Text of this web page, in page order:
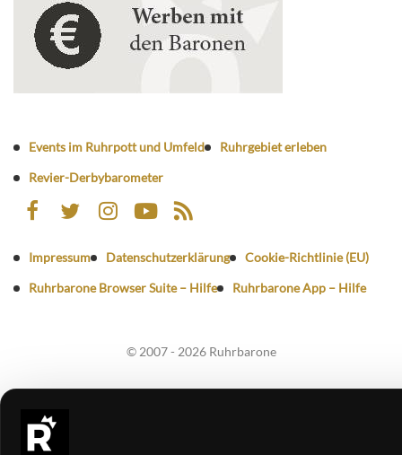
Events im Ruhrpott und Umfeld
Ruhrgebiet erleben
Revier-Derbybarometer
Impressum Datenschutzerklärung
Cookie-Richtlinie (EU)
Ruhrbarone Browser Suite – Hilfe
Ruhrbarone App – Hilfe
© 2007 - 2026 Ruhrbarone